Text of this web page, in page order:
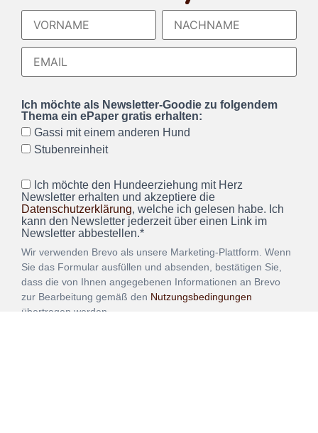
Ich möchte als Newsletter-Goodie zu folgendem
Thema ein ePaper gratis erhalten:
Gassi mit einem anderen Hund
Stubenreinheit
Ich möchte den Hundeerziehung mit Herz
Newsletter erhalten und akzeptiere die
Datenschutzerklärung, welche ich gelesen habe. Ich
kann den Newsletter jederzeit über einen Link im
Newsletter abbestellen.*
Wir verwenden Brevo als unsere Marketing-Plattform. Wenn
Sie das Formular ausfüllen und absenden, bestätigen Sie,
dass die von Ihnen angegebenen Informationen an Brevo
zur Bearbeitung gemäß den Nutzungsbedingungen
übertragen werden.